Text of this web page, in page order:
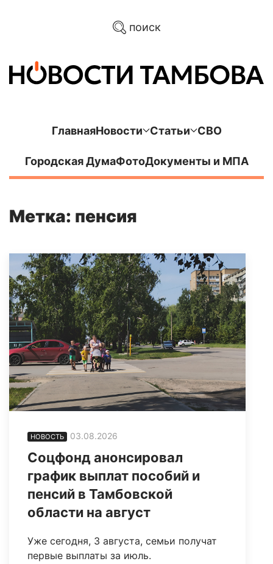
поиск
ГлавнаяНовости Статьи СВО
Городская ДумаФотоДокументы и МПА
Метка: пенсия
НОВОСТЬ 03.08.2026
Соцфонд анонсировал
график выплат пособий и
пенсий в Тамбовской
области на август
Уже сегодня, 3 августа, семьи получат
первые выплаты за июль.